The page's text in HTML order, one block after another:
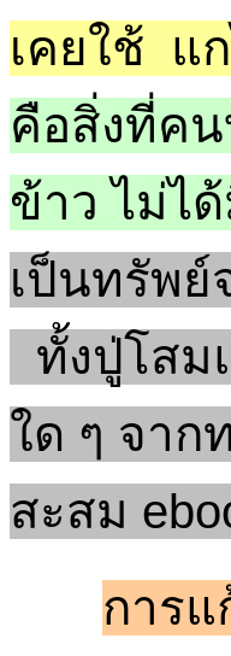
เคยใช้ แ
คือสิ่งที่ค
ข้าว ไม่ไ
เป็นทรัพ
ทั้งปู่โสม
ใด ๆ จาก
สะสม
การ